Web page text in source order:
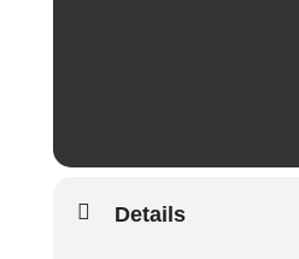
Details